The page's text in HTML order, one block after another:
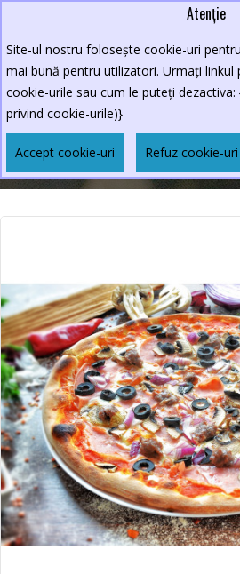
Atenție
Site-ul nostru folosește cookie-uri
mai bună pentru utilizatori. Urmați
cookie-urile sau cum le puteți dezactiva:
privind cookie-urile)}
Accept cookie-uri Refuz cookie-uri
0264.590213
New Croco
PIZZA BOSCAIOLA